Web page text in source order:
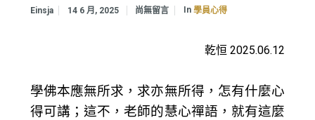
Einsja 14 6 月, 2025 尚無留言 In 學員心得
乾恒 2025.06.12
學佛本應無所求，求亦無所得，怎有什麼心
得可講；這不，老師的慧心禪語，就有這麼